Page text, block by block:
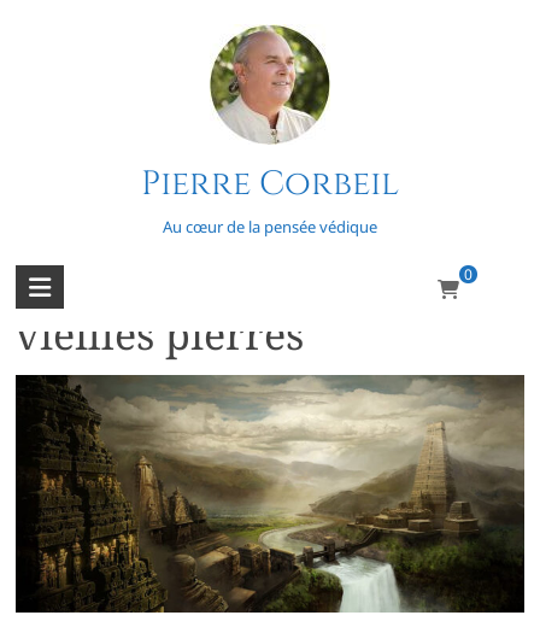
Pierre Corbeil
Au cœur de la pensée védique
0
Squelettes, chevaux et
vieilles pierres